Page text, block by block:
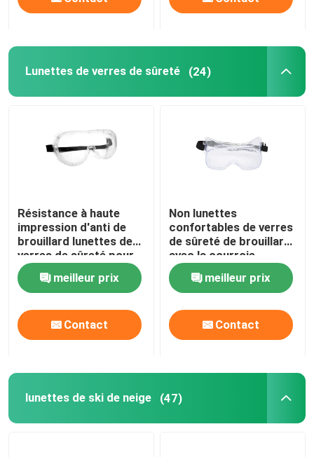
Anti lentille de brouillard
accessoires de natation
Prise d'air de plongée à l'air
Lunettes de verres de sûreté (24)
Résistance à haute
impression d'anti de
brouillard lunettes de
verres de sûreté pour
le laboratoire de chimie
meilleur prix
Contact
Non lunettes
confortables de verres
de sûreté de brouillard
avec la courroie
élastique noire
meilleur prix
Contact
lunettes de ski de neige (47)